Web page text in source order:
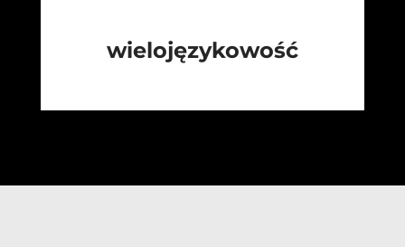
wielojęzykowość